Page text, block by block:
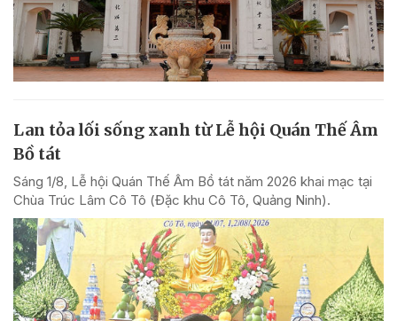
Lan tỏa lối sống xanh từ Lễ hội Quán Thế Âm
Bồ tát
Sáng 1/8, Lễ hội Quán Thế Âm Bồ tát năm 2026 khai mạc tại
Chùa Trúc Lâm Cô Tô (Đặc khu Cô Tô, Quảng Ninh).